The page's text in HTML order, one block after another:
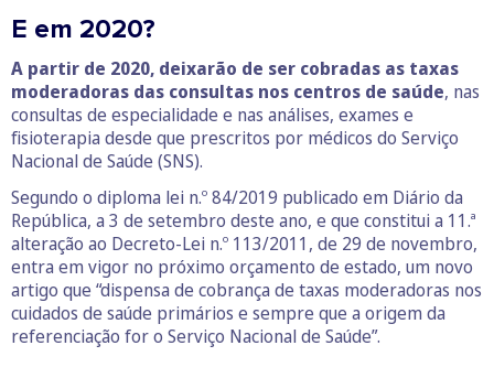
E em 2020?
A partir de 2020, deixarão de ser cobradas as taxas
moderadoras das consultas nos centros de saúde, nas
consultas de especialidade e nas análises, exames e
fisioterapia desde que prescritos por médicos do Serviço
Nacional de Saúde (SNS).
Segundo o diploma lei n.º 84/2019 publicado em Diário da
República, a 3 de setembro deste ano, e que constitui a 11.ª
alteração ao Decreto-Lei n.º 113/2011, de 29 de novembro,
entra em vigor no próximo orçamento de estado, um novo
artigo que “dispensa de cobrança de taxas moderadoras nos
cuidados de saúde primários e sempre que a origem da
referenciação for o Serviço Nacional de Saúde”.